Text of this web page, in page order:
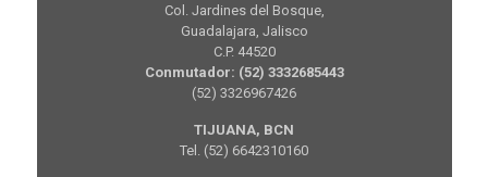
Col. Jardines del Bosque,
Guadalajara, Jalisco
C.P. 44520
Conmutador: (52) 3332685443
(52) 3326967426
TIJUANA, BCN
Tel. (52) 6642310160